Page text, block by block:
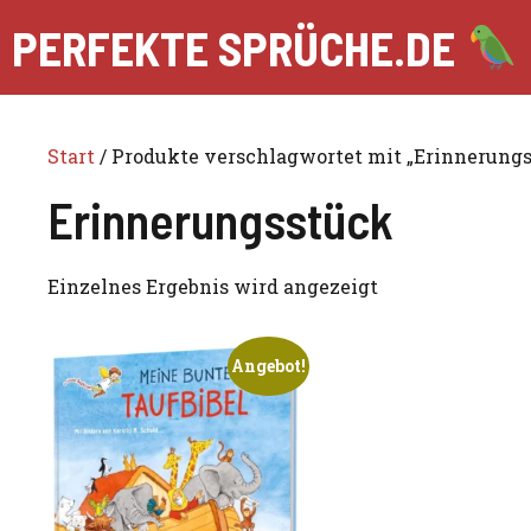
Inhalt
springen
PERFEKTE SPRÜCHE.DE
Start / Produkte verschlagwortet mit
Erinnerungsstück
Einzelnes Ergebnis wird angezeigt
Angebot!